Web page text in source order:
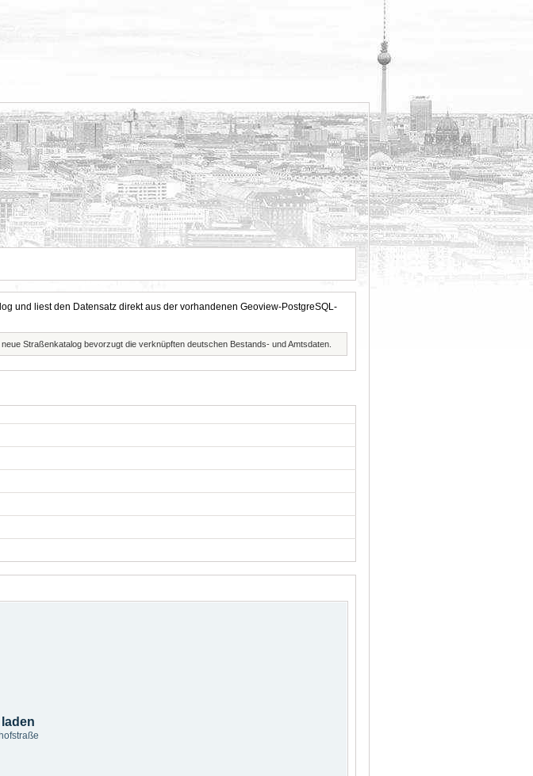
und liest den Datensatz direkt aus der vorhandenen Geoview-PostgreSQL-
Straßenkatalog bevorzugt die verknüpften deutschen Bestands- und Amtsdaten.